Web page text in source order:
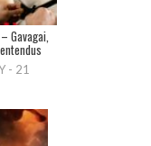
Gavagai,
- 21